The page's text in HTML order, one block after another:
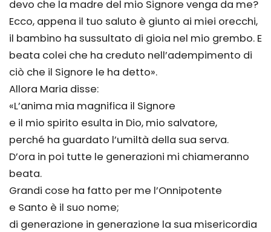
devo che la madre del mio Signore venga da me?
Ecco, appena il tuo saluto è giunto ai miei orecchi,
il bambino ha sussultato di gioia nel mio grembo. E
beata colei che ha creduto nell’adempimento di
ciò che il Signore le ha detto».
Allora Maria disse:
«L’anima mia magnifica il Signore
e il mio spirito esulta in Dio, mio salvatore,
perché ha guardato l’umiltà della sua serva.
D’ora in poi tutte le generazioni mi chiameranno
beata.
Grandi cose ha fatto per me l’Onnipotente
e Santo è il suo nome;
di generazione in generazione la sua misericordia